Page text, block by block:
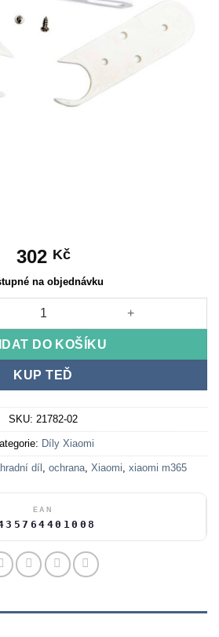
302 Kč
na objednávku
držák pro XIAOMI M365 a Pro množství
DO KOŠÍKU
KUP TEĎ
SKU: 21782-02
Díly Xiaomi
díl , ochrana, Xiaomi, xiaomi m365
EAN